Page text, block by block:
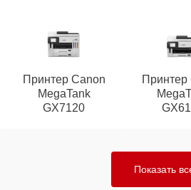
Принтер Canon
MegaTank
GX7120
Принтер
Показать